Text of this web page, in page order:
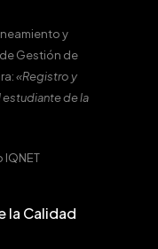
y
Gestión de
«Registro y
de la
la Calidad